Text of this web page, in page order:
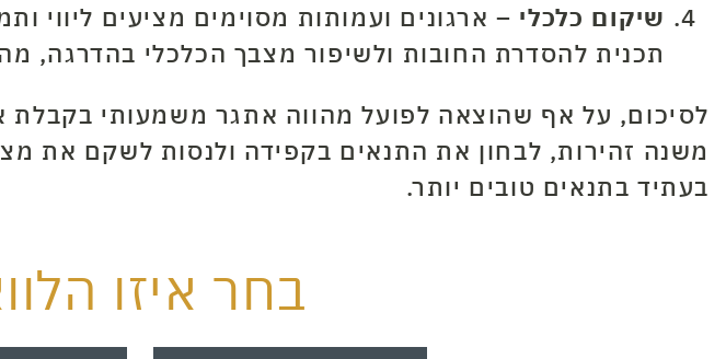
שיקום כלכלי –ארגונים ועמותות מסוימים מציעים ליווי
תכנית להסדרת החובות ולשיפור מצבך הכלכלי בהדרגה,
לסיכום, על אף שהוצאה לפועל מהווה אתגר משמעותי בקבלת
משנה זהירות, לבחון את התנאים בקפידה ולנסות לשקם את
בעתיד בתנאים טובים יותר.
בחר איזו